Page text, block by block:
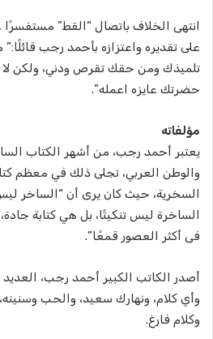
انتهى الخلاف باتصال “القط” مستفسرًا
على تقديره واعتزازه بأحمد رجب
تلميذك ومن حقك تقرص ودني، ولكن لا
حضرتك عايزه اعمله”.
مؤلفاته
يعتبر أحمد رجب، من أشهر الكتاب
والوطن العربي، تجلى ذلك في معظم
السخرية، حيث كان يرى أن “الساخر
الساخرة ليس تنكيتًا، بل هي كتابة جادة،
فى أكثر العصور قمعًا”.
أصدر الكاتب الكبير أحمد رجب،
وأي كلام، ونهارك سعيد، والحب
وكلام فارغ.